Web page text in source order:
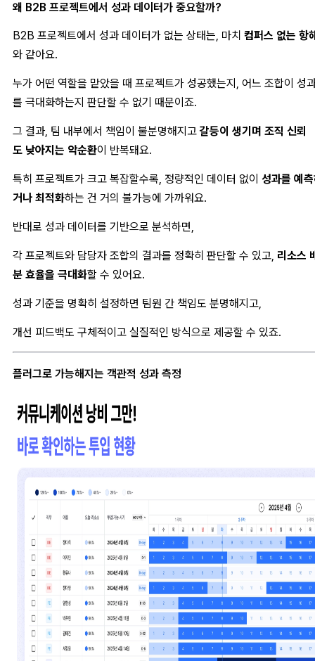
왜 B2B 프로젝트에서 성과 데이터가 중요할까?
B2B 프로젝트에서 성과 데이터가 없는 상태는, 마치 컴퍼스 없는 항
와 같아요.
누가 어떤 역할을 맡았을 때 프로젝트가 성공했는지, 어느 조합이 성
를 극대화하는지 판단할 수 없기 때문이죠.
그 결과, 팀 내부에서 책임이 불분명해지고 갈등이 생기며 조직 신뢰
도 낮아지는 악순환이 반복돼요.
특히 프로젝트가 크고 복잡할수록, 정량적인 데이터 없이 성과를 예
거나 최적화하는 건 거의 불가능에 가까워요.
반대로 성과 데이터를 기반으로 분석하면,
각 프로젝트와 담당자 조합의 결과를 정확히 판단할 수 있고, 리소스
분 효율을 극대화할 수 있어요.
성과 기준을 명확히 설정하면 팀원 간 책임도 분명해지고,
개선 피드백도 구체적이고 실질적인 방식으로 제공할 수 있죠.
플러그로 가능해지는 객관적 성과 측정